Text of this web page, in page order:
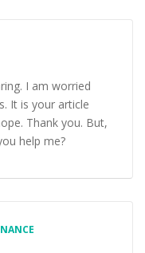
I am worried
It is your article
Thank you. But,
help me?